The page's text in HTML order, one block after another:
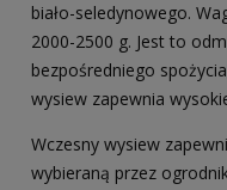
biało-seledynowego.
2000-2500 g. Jest to
bezpośredniego
wysiew zapewnia
Wczesny wysiew
wybieraną przez